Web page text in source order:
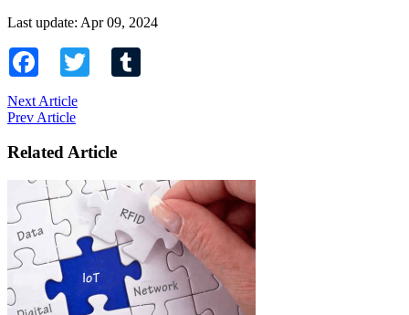
Last update: Apr 09, 2024
Facebook Twitter
Next Article
Prev Article
Related Article